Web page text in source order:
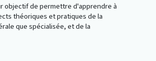
objectif de permettre d'apprendre à
théoriques et pratiques de la
que spécialisée, et de la